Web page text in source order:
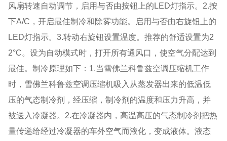
风扇转速自动调节，启用与否由按钮上的LED灯指示。2.按
下A/C，开启最佳制冷和除雾功能。启用与否由右旋钮上的
LED灯指示。3.转动右旋钮设置温度。推荐的舒适设置为2
2°C。设为自动模式时，打开所有通风口，使空气分配达到
最佳。制冷原理如下：1.当雪佛兰科鲁兹空调压缩机工作
时，雪佛兰科鲁兹空调压缩机吸入从蒸发器出来的低温低
压的气态制冷剂，经压缩，制冷剂的温度和压力升高，并
被送入冷凝器。2.在冷凝器内，高温高压的气态制冷剂把热
量传递给经过冷凝器的车外空气而液化，变成液体。液态